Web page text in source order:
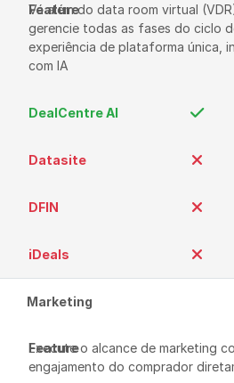
Vá além do data room virtual
gerencie todas as fases do ciclo
experiência de plataforma única,
com IA
Marketing
Execute o alcance de marketing
engajamento do comprador